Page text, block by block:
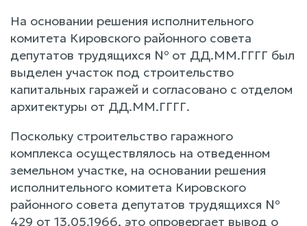
На основании решения исполнительного
комитета Кировского районного совета
депутатов трудящихся № от ДД.ММ.ГГГГ был
выделен участок под строительство
капитальных гаражей и согласовано с отделом
архитектуры от ДД.ММ.ГГГГ.
Поскольку строительство гаражного
комплекса осуществлялось на отведенном
земельном участке, на основании решения
исполнительного комитета Кировского
районного совета депутатов трудящихся №
429 от 13.05.1966, это опровергает вывод о